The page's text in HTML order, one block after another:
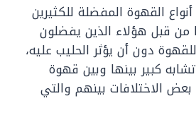
القهوة المفضلة للكثيرين
من قبل هؤلاء الذين يفضلون
دون أن يؤثر الحليب عليه،
كبير بينها وبين قهوة
بعض الاختلافات بينهم والتي